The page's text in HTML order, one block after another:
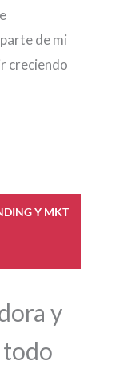
de mi
creciendo
y
todo
Y MKT